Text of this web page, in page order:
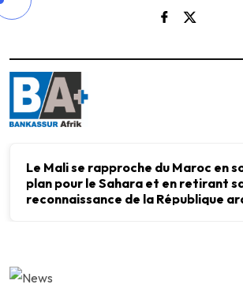
Le Mali se rapproche du Maroc en
plan pour le Sahara et en retirant
reconnaissance de la République